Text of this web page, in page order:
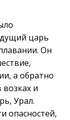
царь
Он
а обратно
и
Урал.
опасностей,